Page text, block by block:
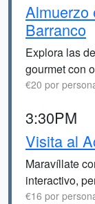
Almuerzo
Barranco
Explora las
gourmet con
€20 por
3:30PM
Visita al
Maravíllate
interactivo,
€16 por